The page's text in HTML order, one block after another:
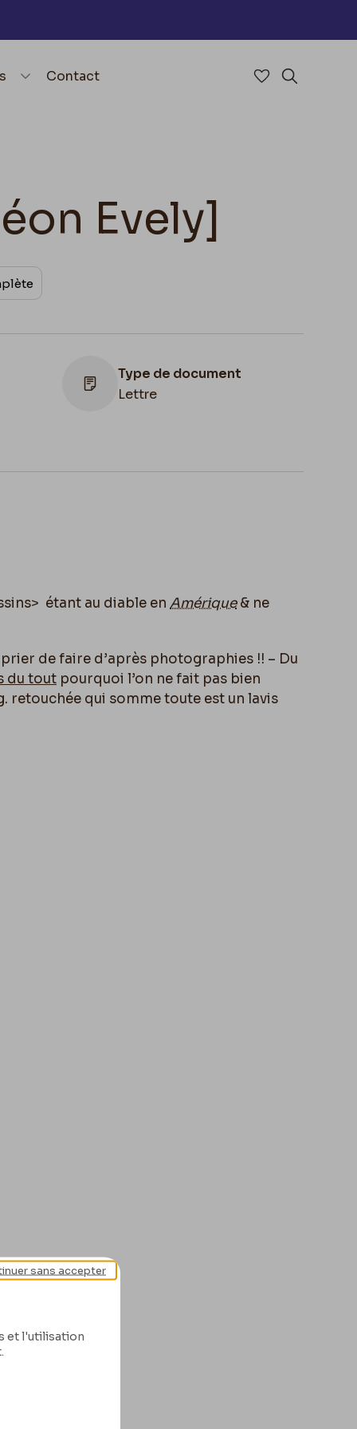
Contact Accéder à
Evely]
Type de document
Lettre
Belgique, Bruxelles, Bibliothèque royale
étant au diable en Amérique& ne
de faire d’après photographies !! – Du
du tout pourquoi l’on ne fait pas bien
retouchée qui somme toute est un lavis
et l'utilisation
sans accepter